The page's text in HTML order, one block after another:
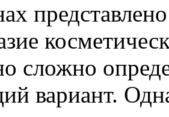
сложно
вариант.